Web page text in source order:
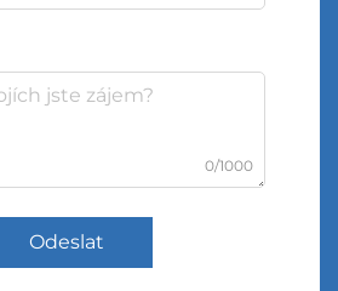
0/1000
Odeslat